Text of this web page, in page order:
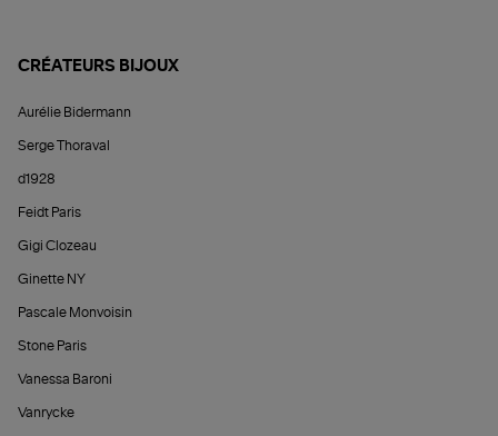
CRÉATEURS BIJOUX
Aurélie Bidermann
Serge Thoraval
d1928
Feidt Paris
Gigi Clozeau
Ginette NY
Pascale Monvoisin
Stone Paris
Vanessa Baroni
Vanrycke